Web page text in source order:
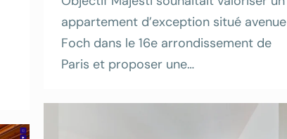
appartement d’exception situé avenue
Foch dans le 16e arrondissement de
Paris et proposer une…